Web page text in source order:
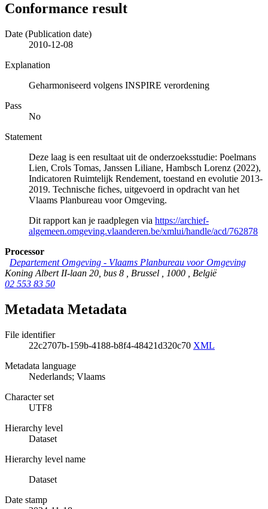
Conformance result
Date (Publication date)
2010-12-08
Explanation
Geharmoniseerd volgens INSPIRE verordening
Pass
No
Statement
Deze laag is een resultaat uit de onderzoeksstudie: Poelmans
Lien, Crols Tomas, Janssen Liliane, Hambsch Lorenz (2022),
Indicatoren Ruimtelijk Rendement, toestand en evolutie 2013-
2019. Technische fiches, uitgevoerd in opdracht van het
Vlaams Planbureau voor Omgeving.
Dit rapport kan je raadplegen via https://archief-
algemeen.omgeving.vlaanderen.be/xmlui/handle/acd/762878
Processor
Departement Omgeving - Vlaams Planbureau voor Omgeving
Koning Albert II-laan 20, bus 8
Brussel 1000
België
02 553 83 50
Metadata Metadata
File identifier
22c2707b-159b-4188-b8f4-48421d320c70 XML
Metadata language
Nederlands; Vlaams
Character set
UTF8
Hierarchy level
Dataset
Hierarchy level name
Dataset
Date stamp